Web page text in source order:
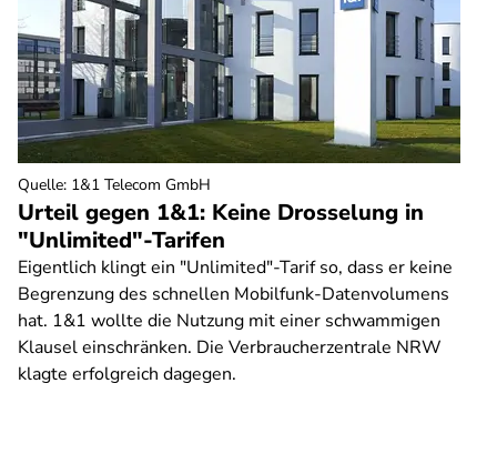
Urteil gegen 1&1: Keine Drosselung in
"Unlimited"-Tarifen
Eigentlich klingt ein "Unlimited"-Tarif so, dass er keine
Begrenzung des schnellen Mobilfunk-Datenvolumens
hat. 1&1 wollte die Nutzung mit einer schwammigen
Klausel einschränken. Die Verbraucherzentrale NRW
klagte erfolgreich dagegen.
Quelle: 1&1 Telecom GmbH